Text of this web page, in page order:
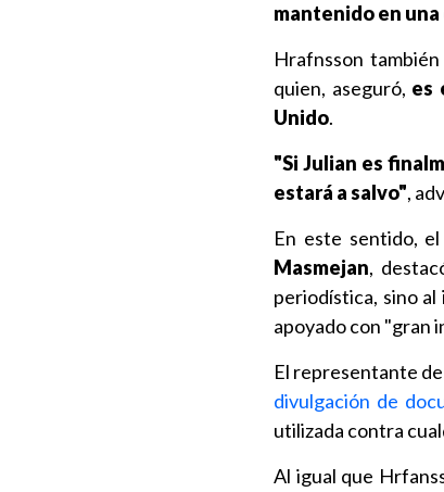
mantenido en una
Hrafnsson
quien, aseguró, es
Unido.
"Si Julian es
estará a salvo",
En este sentido,
Masmejan,
periodística, sino
apoyado con "gran
El representante
divulgación de
utilizada contra
Al igual que